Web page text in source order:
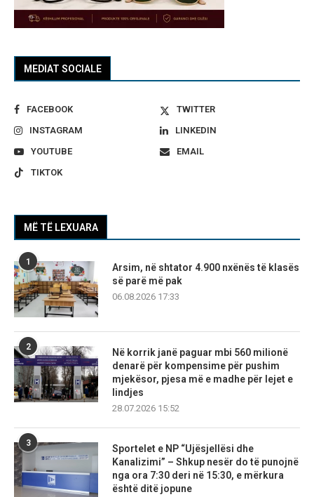
MEDIAT SOCIALE
FACEBOOK
TWITTER
INSTAGRAM
LINKEDIN
YOUTUBE
EMAIL
TIKTOK
MË TË LEXUARA
1
Arsim, në shtator 4.900 nxënës të klasës
së parë më pak
06.08.2026 17:33
2
Në korrik janë paguar mbi 560 milionë
denarë për kompensime për pushim
mjekësor, pjesa më e madhe për lejet e
lindjes
28.07.2026 15:52
3
Sportelet e NP “Ujësjellësi dhe
Kanalizimi” – Shkup nesër do të punojnë
nga ora 7:30 deri në 15:30, e mërkura
është ditë jopune